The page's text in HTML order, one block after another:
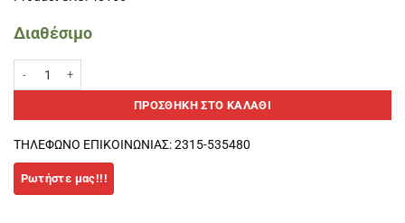
Διαθέσιμο
ΠΡΟΣΘΉΚΗ ΣΤΟ ΚΑΛΆΘΙ
ΤΗΛΕΦΩΝΟ ΕΠΙΚΟΙΝΩΝΙΑΣ: 2315-535480